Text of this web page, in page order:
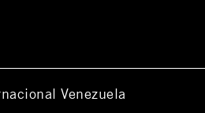
Venezuela